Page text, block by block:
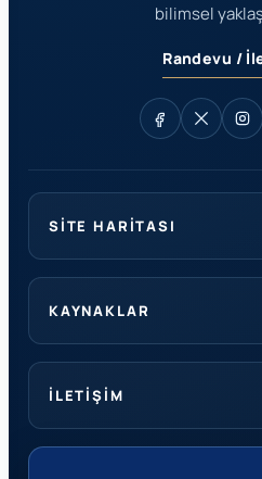
bilimsel
Randevu /
SITE HARITASI
KAYNAKLAR
İLETIŞIM